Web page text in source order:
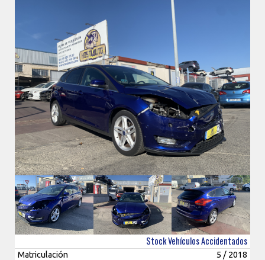
Stock Vehículos Accidentados
Matriculación
5 / 2018